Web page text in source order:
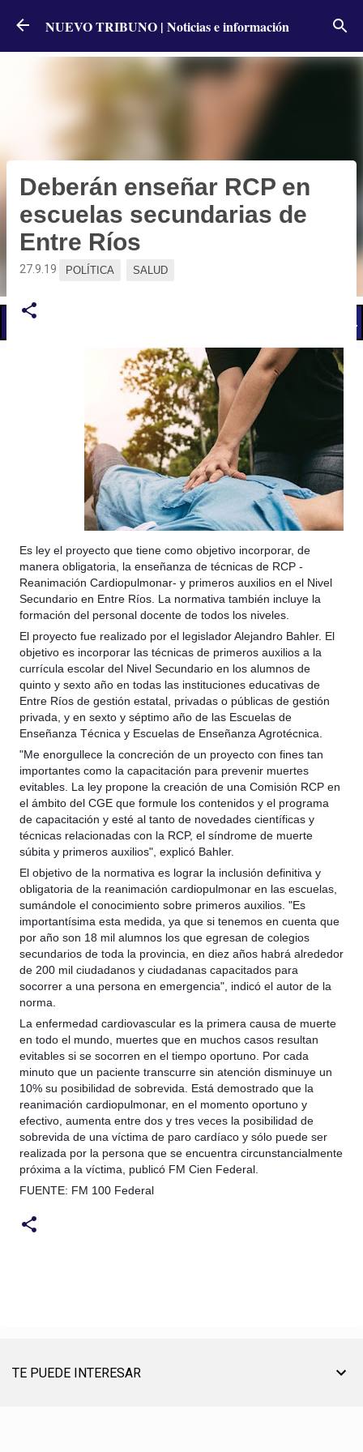
Ir al contenido principal
NUEVO TRIBUNO | Noticias e información
📢 LO ÚLTIMO
Deberán enseñar RCP en
escuelas secundarias de
Entre Ríos
27.9.19 POLÍTICA SALUD
Es ley el proyecto que tiene como objetivo incorporar, de
manera obligatoria, la enseñanza de técnicas de RCP -
Reanimación Cardiopulmonar- y primeros auxilios en el Nivel
Secundario en Entre Ríos. La normativa también incluye la
formación del personal docente de todos los niveles.
El proyecto fue realizado por el legislador Alejandro Bahler. El
objetivo es incorporar las técnicas de primeros auxilios a la
currícula escolar del Nivel Secundario en los alumnos de
quinto y sexto año en todas las instituciones educativas de
Entre Ríos de gestión estatal, privadas o públicas de gestión
privada, y en sexto y séptimo año de las Escuelas de
Enseñanza Técnica y Escuelas de Enseñanza Agrotécnica.
"Me enorgullece la concreción de un proyecto con fines tan
importantes como la capacitación para prevenir muertes
evitables. La ley propone la creación de una Comisión RCP en
el ámbito del CGE que formule los contenidos y el programa
de capacitación y esté al tanto de novedades científicas y
técnicas relacionadas con la RCP, el síndrome de muerte
súbita y primeros auxilios", explicó Bahler.
El objetivo de la normativa es lograr la inclusión definitiva y
obligatoria de la reanimación cardiopulmonar en las escuelas,
sumándole el conocimiento sobre primeros auxilios. "Es
importantísima esta medida, ya que si tenemos en cuenta que
por año son 18 mil alumnos los que egresan de colegios
secundarios de toda la provincia, en diez años habrá alrededor
de 200 mil ciudadanos y ciudadanas capacitados para
socorrer a una persona en emergencia", indicó el autor de la
norma.
La enfermedad cardiovascular es la primera causa de muerte
en todo el mundo, muertes que en muchos casos resultan
evitables si se socorren en el tiempo oportuno. Por cada
minuto que un paciente transcurre sin atención disminuye un
10% su posibilidad de sobrevida. Está demostrado que la
reanimación cardiopulmonar, en el momento oportuno y
efectivo, aumenta entre dos y tres veces la posibilidad de
sobrevida de una víctima de paro cardíaco y sólo puede ser
realizada por la persona que se encuentra circunstancialmente
próxima a la víctima, publicó FM Cien Federal.
FUENTE: FM 100 Federal
TE PUEDE INTERESAR